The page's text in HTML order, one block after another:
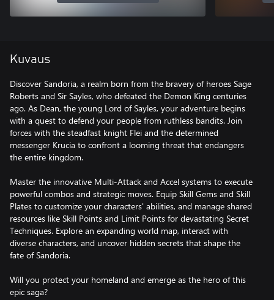
Kuvaus
Discover Sandoria, a realm born from the bravery of heroes Sage
Roberts and Sir Sayles, who defeated the Demon King centuries
ago. As Dean, the young Lord of Sayles, your adventure begins
with a quest to defend your people from ruthless bandits. Join
forces with the steadfast knight Flei and the determined
messenger Krucia to confront a looming threat that endangers
the entire kingdom.
Master the innovative Multi-Attack and Accel systems to execute
powerful combos and strategic moves. Equip Skill Gems and Skill
Plates to customize your characters' abilities, and manage shared
resources like Skill Points and Limit Points for devastating Secret
Techniques. Explore an expanding world map, interact with
diverse characters, and uncover hidden secrets that shape the
fate of Sandoria.
Will you protect your homeland and emerge as the hero of this
epic saga?